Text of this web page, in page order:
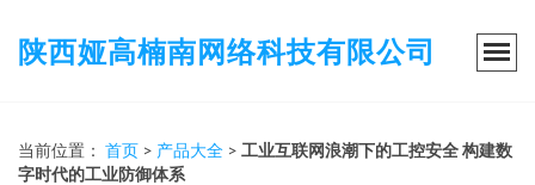
陕西娅高楠南网络科技有限公司
当前位置： 首页 > 产品大全 > 工业互联网浪潮下的工控安全 构建数
字时代的工业防御体系